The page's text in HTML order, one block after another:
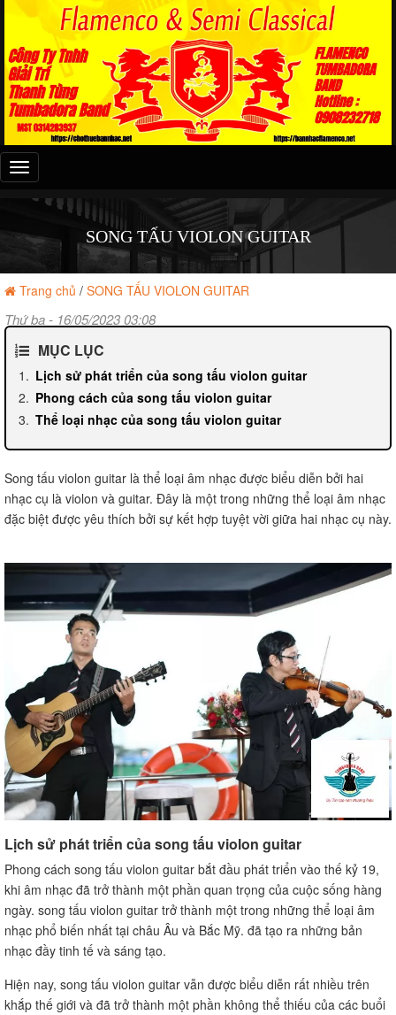
Đây
là
menu
SONG TẤU VIOLON GUITAR
Trang chủ / SONG TẤU VIOLON GUITAR
Thứ ba - 16/05/2023 03:08
MỤC LỤC
Lịch sử phát triển của song tấu violon guitar
Phong cách của song tấu violon guitar
Thể loại nhạc của song tấu violon guitar
Song tấu violon guitar là thể loại âm nhạc được biểu diễn bởi hai
nhạc cụ là violon và guitar. Đây là một trong những thể loại âm nhạc
đặc biệt được yêu thích bởi sự kết hợp tuyệt vời giữa hai nhạc cụ này.
Lịch sử phát triển của song tấu violon guitar
Phong cách song tấu violon guitar bắt đầu phát triển vào thế kỷ 19,
khi âm nhạc đã trở thành một phần quan trọng của cuộc sống hàng
ngày. song tấu violon guitar trở thành một trong những thể loại âm
nhạc phổ biến nhất tại châu Âu và Bắc Mỹ. đã tạo ra những bản
nhạc đầy tinh tế và sáng tạo.
Hiện nay, song tấu violon guitar vẫn được biểu diễn rất nhiều trên
khắp thế giới và đã trở thành một phần không thể thiếu của các buổi